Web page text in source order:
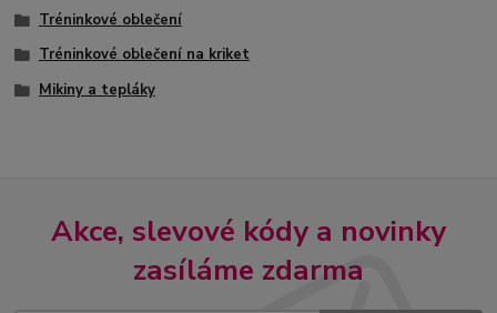
Tréninkové oblečení
Tréninkové oblečení na kriket
Mikiny a tepláky
Akce, slevové kódy a novinky
zasíláme zdarma